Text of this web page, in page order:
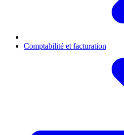
Comptabilité et facturation